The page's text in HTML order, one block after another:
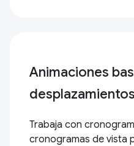
Animaciones
desplazamientos
Trabaja con
cronogramas de vista